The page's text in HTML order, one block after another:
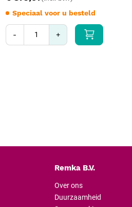
Speciaal voor u besteld
- +
Remka B.V.
Over ons
Duurzaamheid